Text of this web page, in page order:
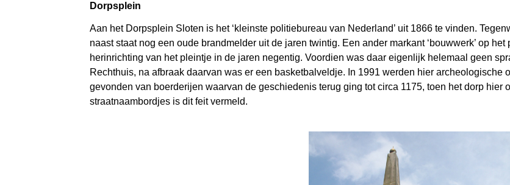
Dorpsplein
Aan het Dorpsplein Sloten is het ‘kleinste politiebureau van Nederland’ uit 1866 te vinden.
naast staat nog een oude brandmelder uit de jaren twintig. Een ander markant ‘bouwwerk’ op
herinrichting van het pleintje in de jaren negentig. Voordien was daar eigenlijk helemaal geen
Rechthuis, na afbraak daarvan was er een basketbalveldje. In 1991 werden hier archeologische
gevonden van boerderijen waarvan de geschiedenis terug ging tot circa 1175, toen het dorp hier
straatnaambordjes is dit feit vermeld.